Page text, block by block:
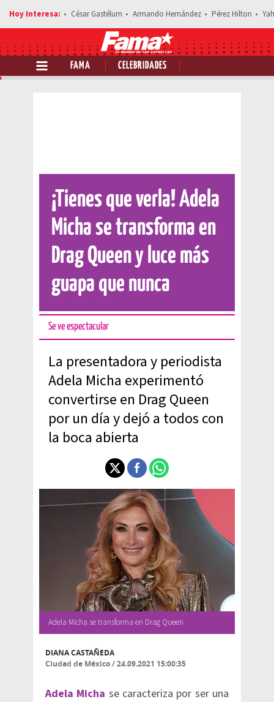
César Gastélum Armando Hernández Pérez Hilton
FAMA CELEBRIDADES
Comparte esta noticia
¡Tienes que verla! Adela
Micha se transforma en
Drag Queen y luce más
guapa que nunca
Se ve espectacular
La presentadora y periodista
Adela Micha experimentó
convertirse en Drag Queen
por un día y dejó a todos con
la boca abierta
Adela Micha se transforma en Drag Queen
DIANA CASTAÑEDA
Ciudad de México/24.09.2021 15:00:35
Adela Micha se caracteriza por ser una